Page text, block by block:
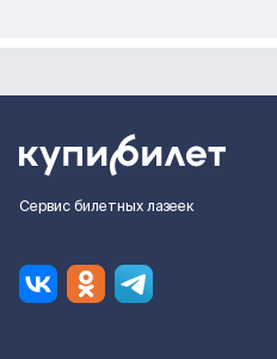
Сервис билетных лазеек